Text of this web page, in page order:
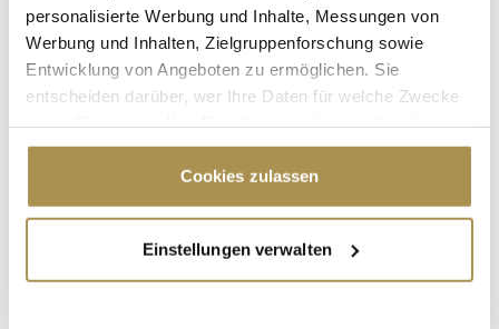
personalisierte Werbung und Inhalte, Messungen von
Werbung und Inhalten, Zielgruppenforschung sowie
Entwicklung von Angeboten zu ermöglichen. Sie
entscheiden darüber, wer Ihre Daten für welche Zwecke
Cookie-Erklärung oder durch Klicken auf das Privacy
Trigger Symbol ändern oder widerrufen
Informationen über Ihre geografische Lage
erfassen, welche bis auf einige Meter genau sein
Cookies zulassen
Einstellungen verwalten